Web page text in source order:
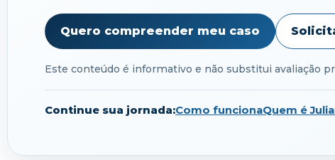
Quero compreender meu caso
Este conteúdo é informativo e não substitui avaliação
Continue sua jornada:Como funcionaQuem é